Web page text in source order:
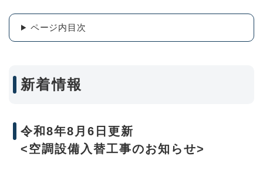
ページ内目次
新着情報
令和8年8月6日更新
<空調設備入替工事のお知らせ>